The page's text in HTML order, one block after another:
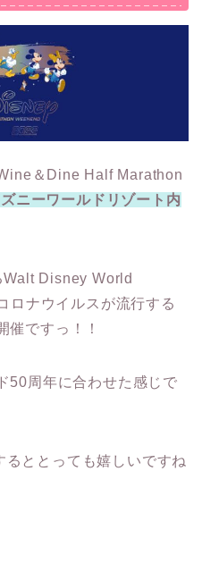
＆Dine Half Marathon
ニーワールドリゾート内
Walt Disney World
ロナウイルスが流行する
催ですっ！！
50周年に合わせた感じで
ととっても嬉しいですね